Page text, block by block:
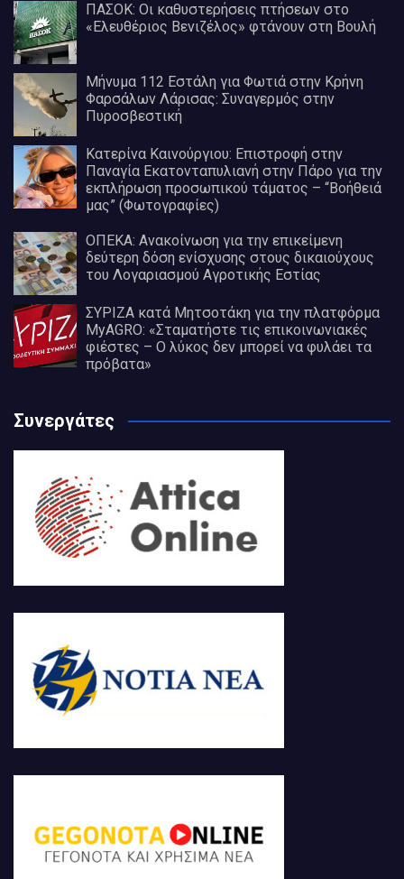
ΠΑΣΟΚ: Οι καθυστερήσεις πτήσεων στο
«Ελευθέριος Βενιζέλος» φτάνουν στη Βουλή
Μήνυμα 112 Εστάλη για Φωτιά στην Κρήνη
Φαρσάλων Λάρισας: Συναγερμός στην
Πυροσβεστική
Κατερίνα Καινούργιου: Επιστροφή στην
Παναγία Εκατονταπυλιανή στην Πάρο για την
εκπλήρωση προσωπικού τάματος – “Βοήθειά
μας” (Φωτογραφίες)
ΟΠΕΚΑ: Ανακοίνωση για την επικείμενη
δεύτερη δόση ενίσχυσης στους δικαιούχους
του Λογαριασμού Αγροτικής Εστίας
ΣΥΡΙΖΑ κατά Μητσοτάκη για την πλατφόρμα
MyAGRO: «Σταματήστε τις επικοινωνιακές
φιέστες – Ο λύκος δεν μπορεί να φυλάει τα
πρόβατα»
Συνεργάτες